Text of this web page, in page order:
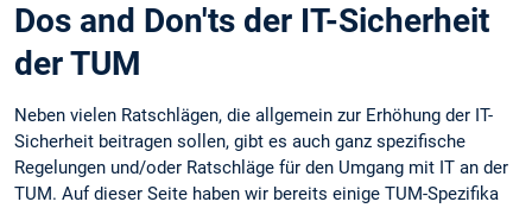
Dos and Don'ts der IT-Sicherheit
der TUM
Neben vielen Ratschlägen, die allgemein zur Erhöhung der IT-
Sicherheit beitragen sollen, gibt es auch ganz spezifische
Regelungen und/oder Ratschläge für den Umgang mit IT an der
TUM. Auf dieser Seite haben wir bereits einige TUM-Spezifika